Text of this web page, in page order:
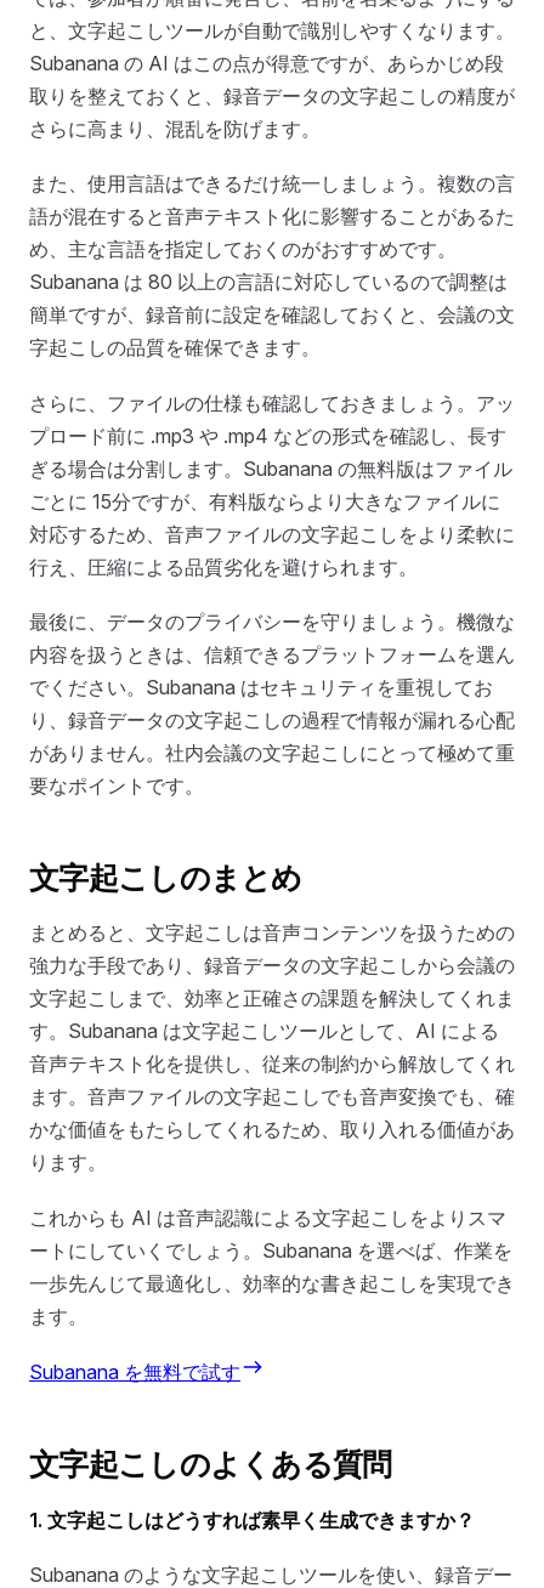
と、文字起こしツールが自動で識別しやすくなります。
Subanana の AI はこの点が得意ですが、あらかじめ段
取りを整えておくと、録音データの文字起こしの精度が
さらに高まり、混乱を防げます。
また、使用言語はできるだけ統一しましょう。複数の言
語が混在すると音声テキスト化に影響することがあるた
め、主な言語を指定しておくのがおすすめです。
Subanana は 80 以上の言語に対応しているので調整は
簡単ですが、録音前に設定を確認しておくと、会議の文
字起こしの品質を確保できます。
さらに、ファイルの仕様も確認しておきましょう。アッ
プロード前に .mp3 や .mp4 などの形式を確認し、長す
ぎる場合は分割します。Subanana の無料版はファイル
ごとに 15分ですが、有料版ならより大きなファイルに
対応するため、音声ファイルの文字起こしをより柔軟に
行え、圧縮による品質劣化を避けられます。
最後に、データのプライバシーを守りましょう。機微な
内容を扱うときは、信頼できるプラットフォームを選ん
でください。Subanana はセキュリティを重視してお
り、録音データの文字起こしの過程で情報が漏れる心配
がありません。社内会議の文字起こしにとって極めて重
要なポイントです。
文字起こしのまとめ
まとめると、文字起こしは音声コンテンツを扱うための
強力な手段であり、録音データの文字起こしから会議の
文字起こしまで、効率と正確さの課題を解決してくれま
す。Subanana は文字起こしツールとして、AI による
音声テキスト化を提供し、従来の制約から解放してくれ
ます。音声ファイルの文字起こしでも音声変換でも、確
かな価値をもたらしてくれるため、取り入れる価値があ
ります。
これからも AI は音声認識による文字起こしをよりスマ
ートにしていくでしょう。Subanana を選べば、作業を
一歩先んじて最適化し、効率的な書き起こしを実現でき
ます。
Subanana を無料で試す
文字起こしのよくある質問
1. 文字起こしはどうすれば素早く生成できますか？
Subanana のような文字起こしツールを使い、録音デー